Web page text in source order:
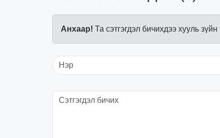
Анхаар! Та сэтгэгдэл бичихдээ хууль